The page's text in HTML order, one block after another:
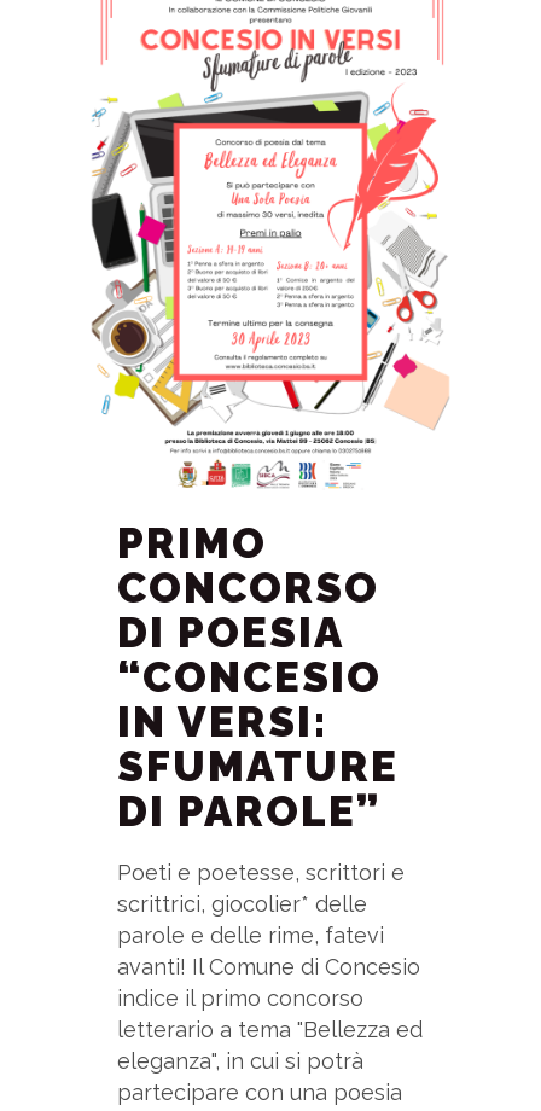
PRIMO
CONCORSO
DI POESIA
“CONCESIO
IN VERSI:
SFUMATURE
DI PAROLE”
Poeti e poetesse, scrittori e
scrittrici, giocolier* delle
parole e delle rime, fatevi
avanti! Il Comune di Concesio
indice il primo concorso
letterario a tema "Bellezza ed
eleganza", in cui si potrà
partecipare con una poesia